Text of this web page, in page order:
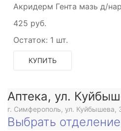
Акридерм Гента мазь д/
425 руб.
Остаток: 1 шт.
КУПИТЬ
Аптека, ул.
г. Симферополь, ул. Куйбышева,
Выбрать отделение